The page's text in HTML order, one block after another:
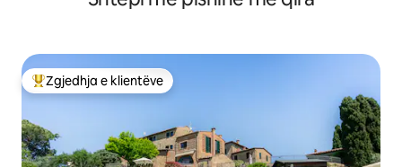
Më të mirat e zgjedhjeve të klientëve
Zgjedhja e klientëve